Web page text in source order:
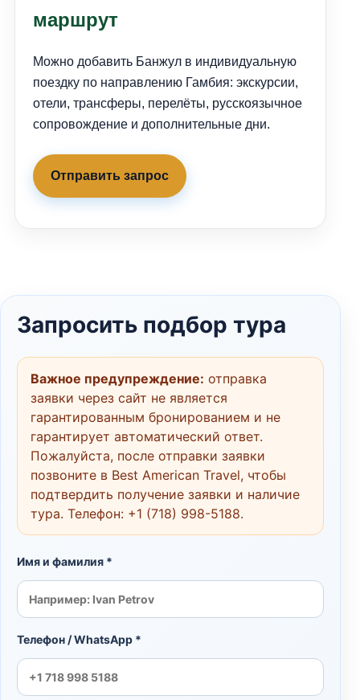
маршрут
Можно добавить Банжул в индивидуальную
поездку по направлению Гамбия: экскурсии,
отели, трансферы, перелёты, русскоязычное
сопровождение и дополнительные дни.
Отправить запрос
Запросить подбор тура
Важное предупреждение: отправка
заявки через сайт не является
гарантированным бронированием и не
гарантирует автоматический ответ.
Пожалуйста, после отправки заявки
позвоните в Best American Travel, чтобы
подтвердить получение заявки и наличие
тура. Телефон: +1 (718) 998-5188.
Имя и фамилия *
Телефон / WhatsApp *